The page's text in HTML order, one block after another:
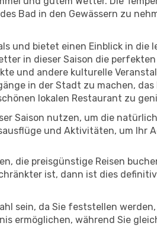
Bad in den Gewässern zu
und bietet einen Einblick in die
in dieser Saison die
und andere kulturelle
in der Stadt zu machen,
lokalen Restaurant zu
Saison nutzen, um die
und Aktivitäten, um Ihr
die preisgünstige Reisen
ist, dann ist dies
sein, da Sie feststellen
ermöglichen, während Sie